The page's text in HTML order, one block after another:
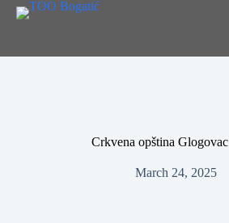
Crkvena opština Glogovac
March 24, 2025